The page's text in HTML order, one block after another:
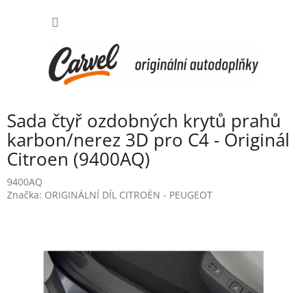
Sada čtyř ozdobných krytů prahů
karbon/nerez 3D pro C4 - Originál
Citroen (9400AQ)
9400AQ
Značka: ORIGINÁLNÍ DÍL CITROËN - PEUGEOT